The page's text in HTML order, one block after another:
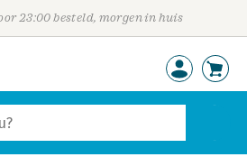
23:00 besteld, morgen in huis